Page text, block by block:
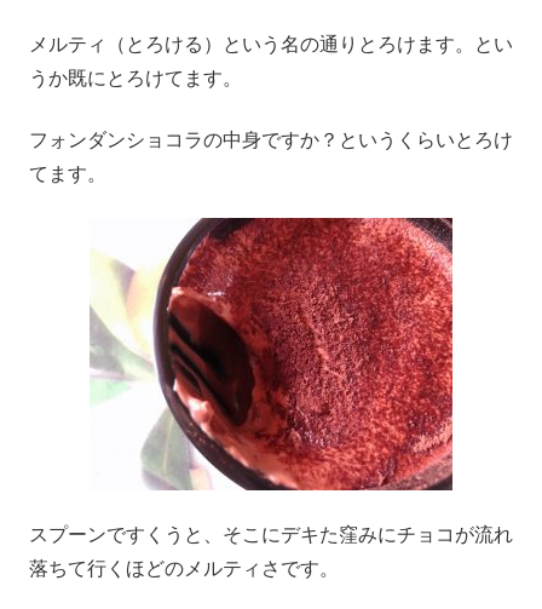
メルティ（とろける）という名の通りとろけます。とい
うか既にとろけてます。
フォンダンショコラの中身ですか？というくらいとろけ
てます。
スプーンですくうと、そこにデキた窪みにチョコが流れ
落ちて行くほどのメルティさです。